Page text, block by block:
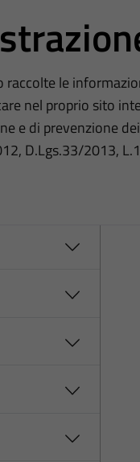
raccolte le
nel proprio sito
e di prevenzione
D.Lgs.33/2013,